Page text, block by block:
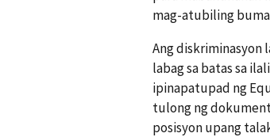
mag-atubiling
Ang diskriminasyon
labag sa batas sa
ipinapatupad ng
tulong ng
posisyon upang